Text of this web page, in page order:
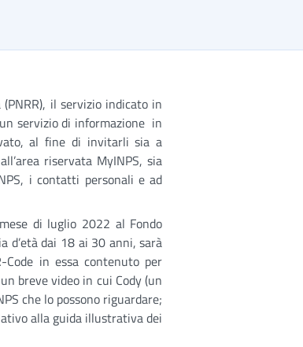
il servizio indicato in
servizio di informazione in
al fine di invitarli sia a
riservata MyINPS, sia
i contatti personali e ad
di luglio 2022 al Fondo
d’età dai 18 ai 30 anni, sarà
in essa contenuto per
breve video in cui Cody (un
che lo possono riguardare;
alla guida illustrativa dei